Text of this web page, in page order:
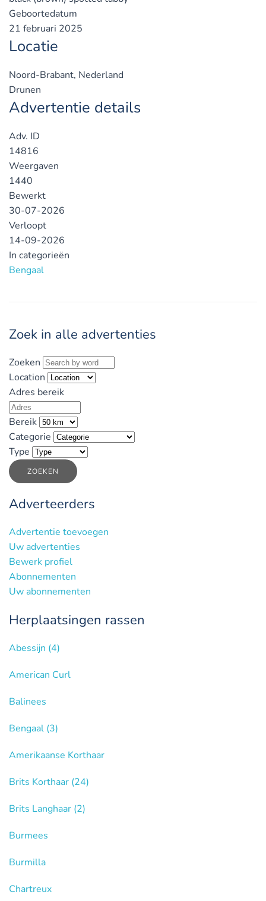
Geboortedatum
21 februari 2025
Locatie
Noord-Brabant, Nederland
Drunen
Advertentie details
Adv. ID
14816
Weergaven
1440
Bewerkt
30-07-2026
Verloopt
14-09-2026
In categorieën
Bengaal
Zoek in alle advertenties
Zoeken
Location
Adres bereik
Bereik
Categorie
Type
ZOEKEN
Adverteerders
Advertentie toevoegen
Uw advertenties
Bewerk profiel
Abonnementen
Uw abonnementen
Herplaatsingen rassen
Abessijn (4)
American Curl
Balinees
Bengaal (3)
Amerikaanse Korthaar
Brits Korthaar (24)
Brits Langhaar (2)
Burmees
Burmilla
Chartreux